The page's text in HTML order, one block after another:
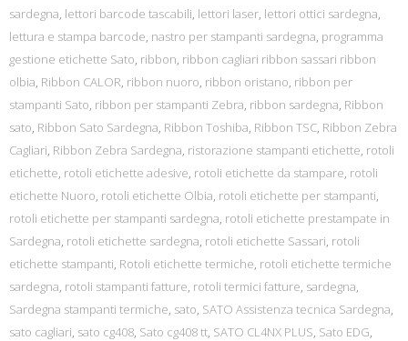
sardegna, lettori barcode tascabili, lettori laser, lettori ottici sardegna,
lettura e stampa barcode, nastro per stampanti sardegna, programma
gestione etichette Sato, ribbon, ribbon cagliari ribbon sassari ribbon
olbia, Ribbon CALOR, ribbon nuoro, ribbon oristano, ribbon per
stampanti Sato, ribbon per stampanti Zebra, ribbon sardegna, Ribbon
sato, Ribbon Sato Sardegna, Ribbon Toshiba, Ribbon TSC, Ribbon Zebra
Cagliari, Ribbon Zebra Sardegna, ristorazione stampanti etichette, rotoli
etichette, rotoli etichette adesive, rotoli etichette da stampare, rotoli
etichette Nuoro, rotoli etichette Olbia, rotoli etichette per stampanti,
rotoli etichette per stampanti sardegna, rotoli etichette prestampate in
Sardegna, rotoli etichette sardegna, rotoli etichette Sassari, rotoli
etichette stampanti, Rotoli etichette termiche, rotoli etichette termiche
sardegna, rotoli stampanti fatture, rotoli termici fatture, sardegna,
Sardegna stampanti termiche, sato, SATO Assistenza tecnica Sardegna,
sato cagliari, sato cg408, Sato cg408 tt, SATO CL4NX PLUS, Sato EDG,